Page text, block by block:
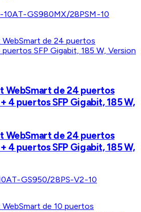
10AT-GS980MX/28PSM-10
WebSmart de 24 puertos
4 puertos SFP Gigabit, 185 W,
WebSmart de 24 puertos
4 puertos SFP Gigabit, 185 W,
AT-GS950/28PS-V2-10